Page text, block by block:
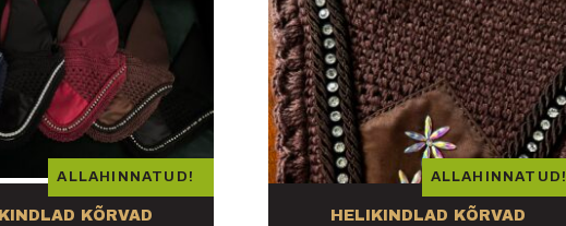
ALLAHINNATUD!
KÕRVAD
ALLAHINNATUD!
HELIKINDLAD KÕRVAD